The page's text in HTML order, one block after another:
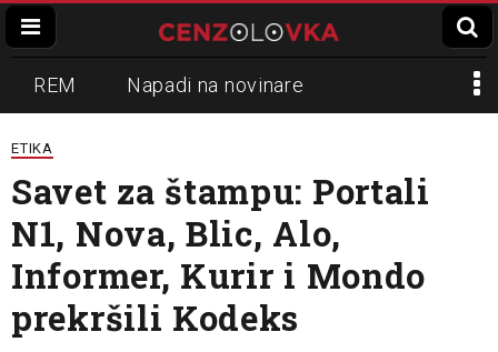
REM Napadi na novinare
Zvučni top
Propaganda Lokalni mediji
Informer Slavko Ćuruvija
ETIKA
Savet za štampu: Portali
N1, Nova, Blic, Alo,
Informer, Kurir i Mondo
prekršili Kodeks